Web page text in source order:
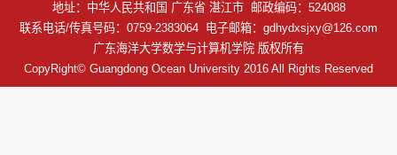
地址：中华人民共和国 广东省 湛江市 邮政编码：524088
联系电话/传真号码：0759-2383064 电子邮箱：gdhydxsjxy@126.com
广东海洋大学数学与计算机学院 版权所有
CopyRight© Guangdong Ocean University 2016 All Rights Reserved